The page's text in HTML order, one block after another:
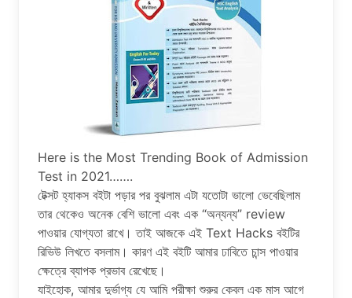
Here is the Most Trending Book of Admission
Test in 2021…….
টেক্সট হ্যাকস বইটা পড়ার পর বুঝলাম এটা যতোটা ভালো ভেবেছিলাম
তার থেকেও অনেক বেশি ভালো এবং এক “অন্যন্য” review
পাওয়ার যোগ্যতা রাখে। তাই আজকে এই Text Hacks বইটির
রিভিউ লিখতে বসলাম। কারণ এই বইটি আমার ঢাবিতে চান্স পাওয়ার
ক্ষেত্রে ব্যাপক প্রভাব রেখেছে।
যাইহোক, আমার দুর্ভাগ্য যে আমি পরীক্ষা শুরুর কেবল এক মাস আগে